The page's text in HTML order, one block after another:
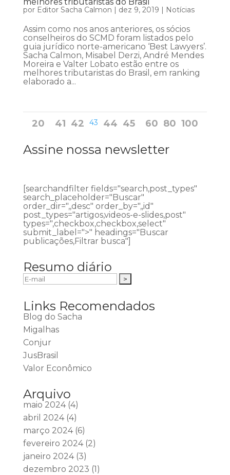
por Editor Sacha Calmon | dez 9, 2019 | Notícias
Assim como nos anos anteriores, os sócios
conselheiros do SCMD foram listados pelo
guia jurídico norte-americano ‘Best Lawyers’.
Sacha Calmon, Misabel Derzi, André Mendes
Moreira e Valter Lobato estão entre os
melhores tributaristas do Brasil, em ranking
elaborado a...
20 41 42 43 44 45 60 80 100
Assine nossa newsletter
[searchandfilter fields="search,post_types"
search_placeholder="Buscar"
order_dir=",,desc" order_by=",,id"
post_types="artigos,videos-e-slides,post"
types=",checkbox,checkbox,select"
submit_label=">" headings="Buscar
publicações,Filtrar busca"]
Resumo diário
Links Recomendados
Blog do Sacha
Migalhas
Conjur
JusBrasil
Valor Econômico
Arquivo
maio 2024(4)
abril 2024(4)
março 2024(6)
fevereiro 2024(2)
janeiro 2024(3)
dezembro 2023 (1)